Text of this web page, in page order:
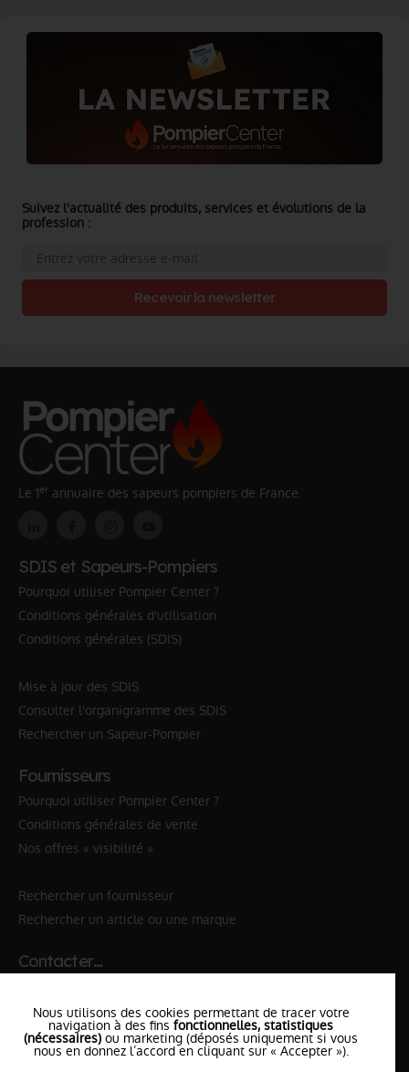
Suivez l'actualité des produits, services et évolutions de la
profession :
Recevoir la newsletter
Le 1er annuaire des sapeurs pompiers de France.
SDIS et Sapeurs-Pompiers
Pourquoi utiliser Pompier Center ?
Conditions générales d'utilisation
Conditions générales (SDIS)
Mise à jour des SDIS
Consulter l'organigramme des SDIS
Rechercher un Sapeur-Pompier
Fournisseurs
Pourquoi utiliser Pompier Center ?
Conditions générales de vente
Nos offres « visibilité »
Rechercher un fournisseur
Rechercher un article ou une marque
Contacter…
✆ 18№National Sapeurs-Pompiers
le SDISle plus proche
Nous utilisons des cookies permettant de tracer votre
navigation à des fins fonctionnelles, statistiques
(nécessaires) ou marketing (déposés uniquement si vous
nous en donnez l’accord en cliquant sur « Accepter »).